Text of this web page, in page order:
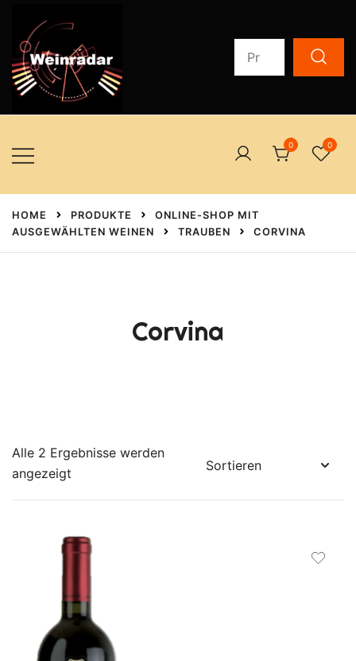
Inhalt
springen
0 0
HOME PRODUKTE
ONLINE-SHOP MIT
AUSGEWÄHLTEN WEINEN
TRAUBEN CORVINA
Corvina
Alle 2 Ergebnisse werden
angezeigt